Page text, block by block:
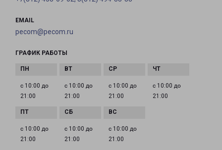
EMAIL
pecom@pecom.ru
ГРАФИК РАБОТЫ
с 10:00 до
21:00
с 10:00 до
21:00
с 10:00 до
21:00
с 10:00 до
21:00
с 10:00 до
21:00
с 10:00 до
21:00
с 10:00 до
21:00